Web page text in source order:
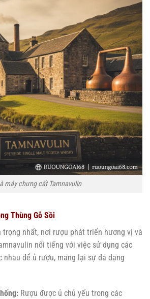
máy chưng cất Tamnavulin
Thùng Gỗ Sồi
nhất, nơi rượu phát triển hương vị và
nổi tiếng với việc sử dụng các
nhau để ủ rượu, mang lại sự đa dạng
Rượu được ủ chủ yếu trong các